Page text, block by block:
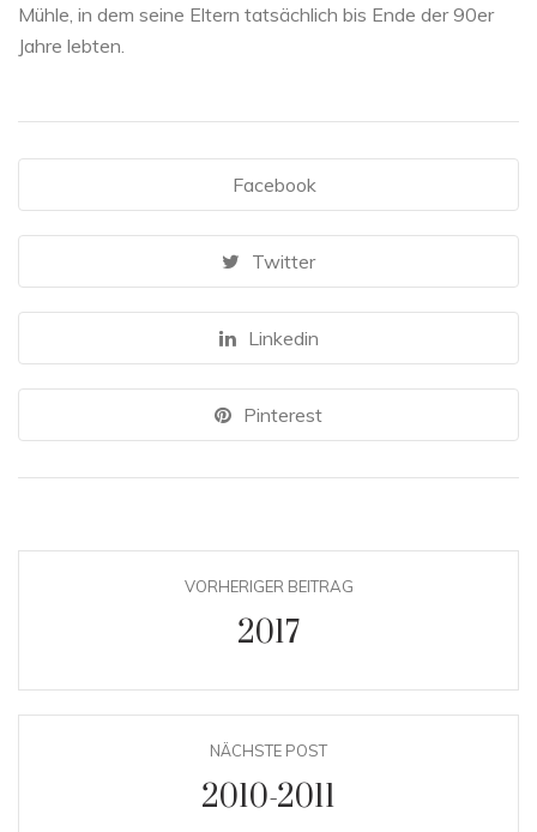
Mühle, in dem seine Eltern tatsächlich bis Ende der 90er
Jahre lebten.
Facebook
Twitter
Linkedin
Pinterest
VORHERIGER BEITRAG
2017
NÄCHSTE POST
2010-2011